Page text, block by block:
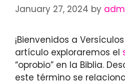
January 27, 2024 by
¡Bienvenidos a
artículo exploraremos el
“oprobio” en la Biblia.
este término se